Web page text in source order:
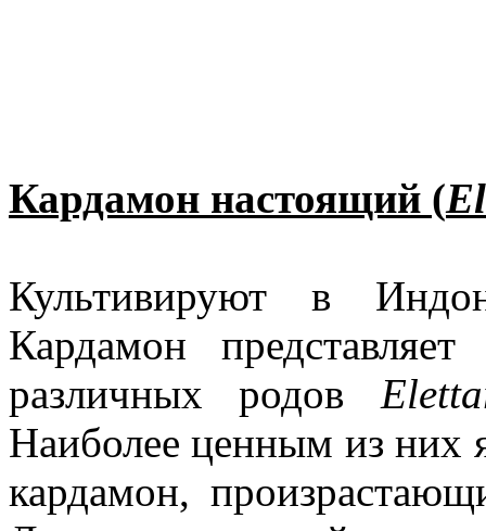
Кардамон настоящий (
Культивируют в
Кардамон
различных родов
Наиболее ценным из них
кардамон,